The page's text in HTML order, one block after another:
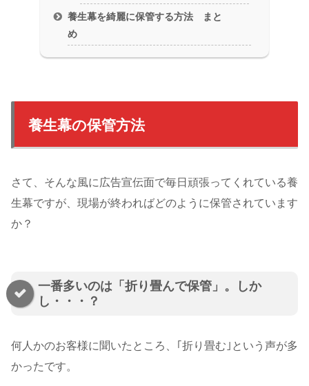
養生幕を綺麗に保管する方法 まと
め
養生幕の保管方法
さて、そんな風に広告宣伝面で毎日頑張ってくれている養
生幕ですが、現場が終わればどのように保管されています
か？
一番多いのは「折り畳んで保管」。しか
し・・・？
何人かのお客様に聞いたところ、｢折り畳む｣という声が多
かったです。